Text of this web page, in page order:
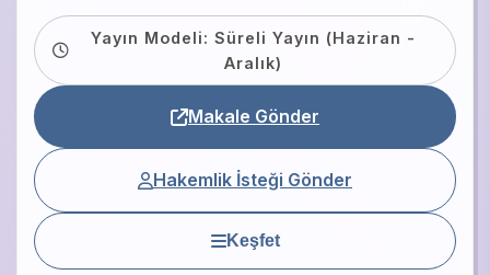
Yayın Modeli: Süreli Yayın (Haziran -
Aralık)
Makale Gönder
Hakemlik İsteği Gönder
Keşfet